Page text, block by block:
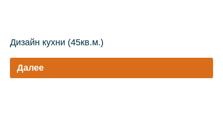
Дизайн кухни (45кв.м.)
Далее